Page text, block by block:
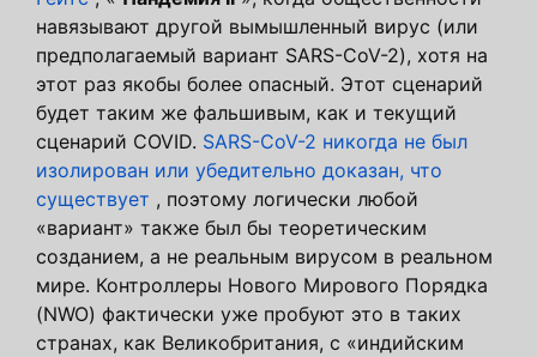
навязывают другой вымышленный вирус (или
предполагаемый вариант SARS-CoV-2), хотя на
этот раз якобы более опасный. Этот сценарий
будет таким же фальшивым, как и текущий
сценарий COVID. SARS-CoV-2 никогда не был
изолирован или убедительно доказан, что
существует , поэтому логически любой
«вариант» также был бы теоретическим
созданием, а не реальным вирусом в реальном
мире. Контроллеры Нового Мирового Порядка
(NWO) фактически уже пробуют это в таких
странах, как Великобритания, с «индийским